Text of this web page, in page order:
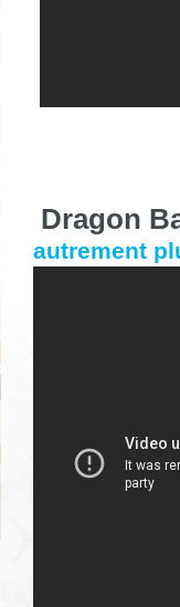
Dragon
autrement